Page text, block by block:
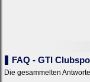
FAQ - GTI
Die gesammelten